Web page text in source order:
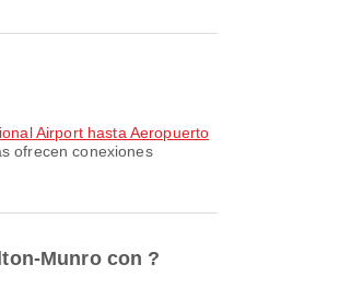
Airport hasta Aeropuerto
ofrecen conexiones
Munro con ?